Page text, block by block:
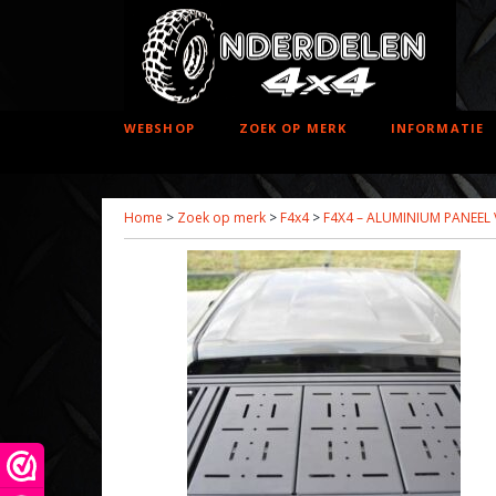
WEBSHOP ZOEK OP MERK INFORMATIE
Home > Zoek op merk > F4x4> F4X4 – ALUMINIUM